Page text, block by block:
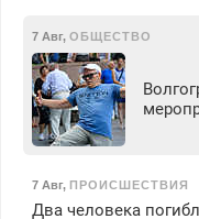
7 Авг, ОБЩЕСТВО
7 Авг, ПРОИСШЕСТВИЯ
Два человека